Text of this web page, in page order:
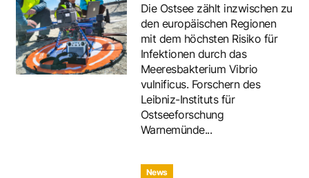
Die Ostsee zählt inzwischen zu
den europäischen Regionen
mit dem höchsten Risiko für
Infektionen durch das
Meeresbakterium Vibrio
vulnificus. Forschern des
Leibniz-Instituts für
Ostseeforschung
Warnemünde...
News